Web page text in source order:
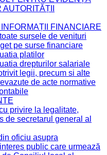
FINANCIARE
sursele de venituri
pe surse financiare
platilor
drepturilor salariale
legii, precum si alte
de acte normative
privire la legalitate,
de secretarul general al
oficiu asupra
public care urmează